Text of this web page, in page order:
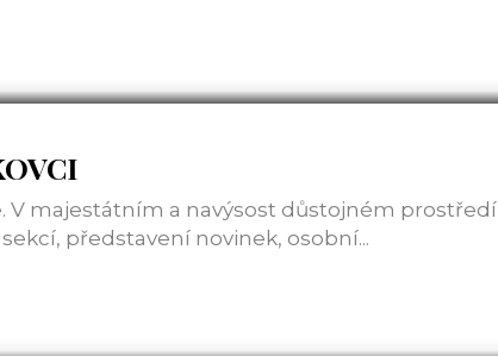
V majestátním a navýsost důstojném prostředí
představení novinek, osobní...